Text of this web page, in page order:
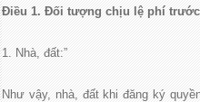
Điều 1. Đối tượng chịu lệ phí
1. Nhà, đất:”
Như vậy, nhà, đất khi đăng ký